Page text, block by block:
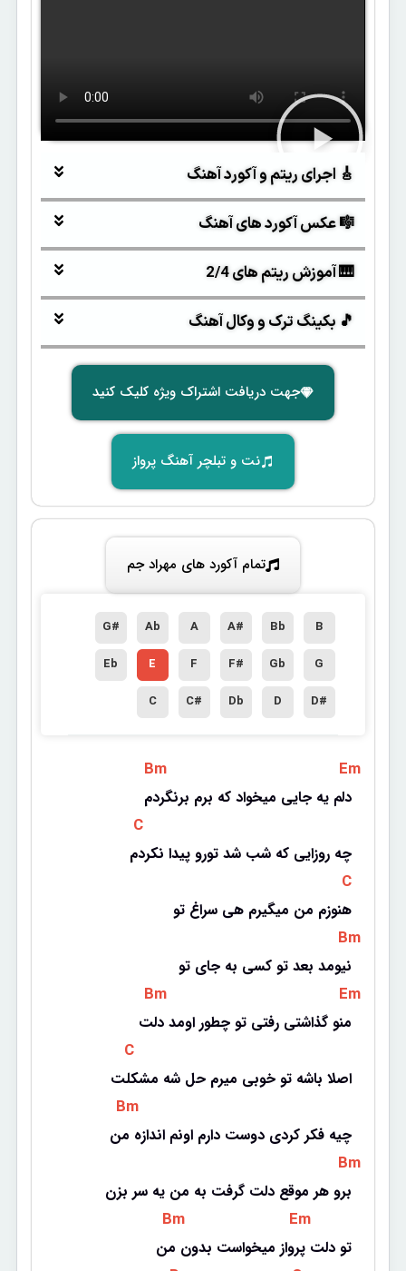
🎸 اجرای ریتم و آکورد آهنگ
🎼 عکس آکورد های آهنگ
🎹 آموزش ریتم های 2/4
🎵 بکینگ ترک و وکال آهنگ
جهت دریافت اشتراک ویژه کلیک کنید
نت و تبلچر آهنگ پرواز
تمام آکورد های مهراد جم
B
Bb
A#
A
Ab
G#
G
Gb
F#
F
E
Eb
D#
D
Db
C#
C
Bm Em
دلم یه جایی میخواد که برم برنگردم
C
چه روزایی که شب شد تورو پیدا نکردم
C
هنوزم من میگیرم هی سراغ تو
Bm
نیومد بعد تو کسی به جای تو
Bm Em
منو گذاشتی رفتی تو چطور اومد دلت
C
اصلا باشه تو خوبی میرم حل شه مشکلت
Bm
چیه فکر کردی دوست دارم اونم اندازه من
Bm
برو هر موقع دلت گرفت به من یه سر بزن
Bm Em
تو دلت پرواز میخواست بدون من